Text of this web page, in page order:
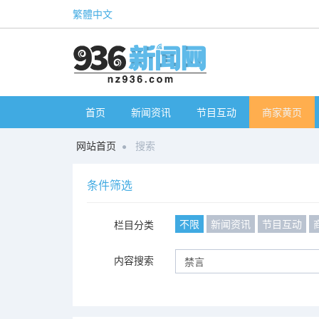
繁體中文
首页 新闻资讯 节目互动 商家黄页
网站首页 搜索
条件筛选
栏目分类 不限 新闻资讯 节目互动
内容搜索